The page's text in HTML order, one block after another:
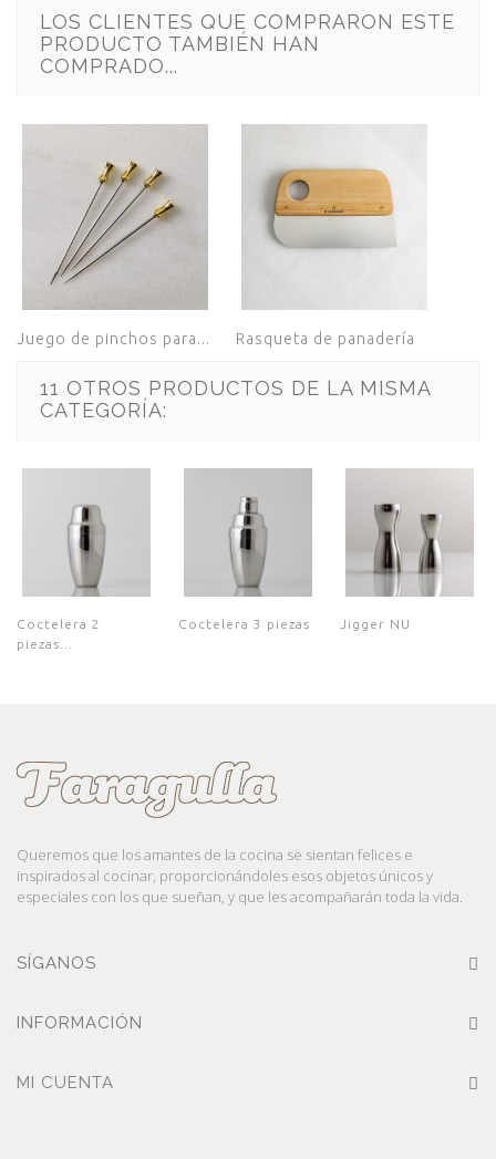
LOS CLIENTES QUE COMPRARON ESTE
PRODUCTO TAMBIÉN HAN
COMPRADO...
Juego de pinchos para... Rasqueta de panadería
11 OTROS PRODUCTOS DE LA MISMA
CATEGORÍA:
Coctelera 2
piezas...
Coctelera 3 piezas Jigger NU
Queremos que los amantes de la cocina se sientan felices e
inspirados al cocinar, proporcionándoles esos objetos únicos y
especiales con los que sueñan, y que les acompañarán toda la vida.
SÍGANOS
INFORMACIÓN
MI CUENTA